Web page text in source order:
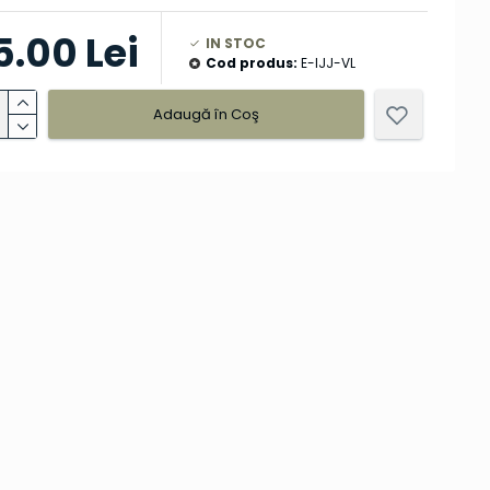
Lei
IN STOC
Cod produs: E-IJJ-VL
Adaugă în Coş